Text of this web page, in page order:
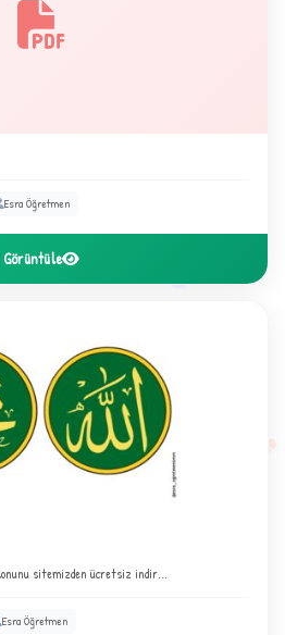
2
Esra Öğretmen
Görüntüle
sitemizden ücretsiz indir...
Esra Öğretmen